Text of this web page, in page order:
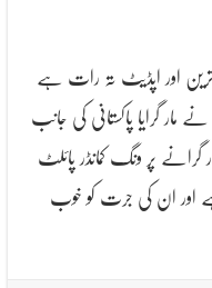
اور اپڈیٹ تہ رات ہے
گرایا پاکستانی کی جانب
پر ونگ کمانڈر پائلٹ
ہے اور ان کی جرت کو خوب